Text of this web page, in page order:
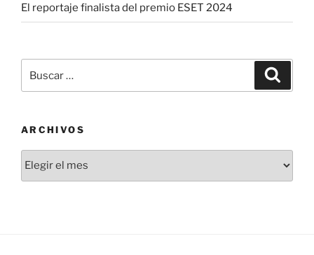
El reportaje finalista del premio ESET 2024
por:
ARCHIVOS